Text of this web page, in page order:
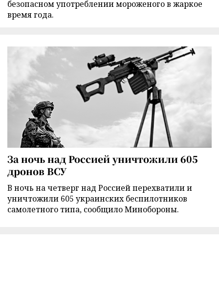
безопасном употреблении мороженого в жаркое
время года.
За ночь над Россией уничтожили 605
дронов ВСУ
В ночь на четверг над Россией перехватили и
уничтожили 605 украинских беспилотников
самолетного типа, сообщило Минобороны.